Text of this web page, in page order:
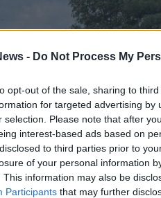
- Do Not Process My
opt-out of the sale, sharing to
for targeted advertising
selection. Please note that after
interest-based ads based on
to third parties prior to
of your personal information
This information may also be
Participants that may further